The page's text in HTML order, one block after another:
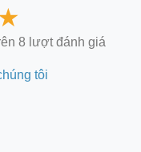
8 lượt đánh giá
tôi